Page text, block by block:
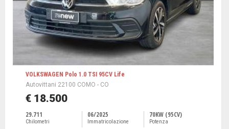
VOLKSWAGEN Polo 1.0 TSI 95CV Life
Autovittani 22100 COMO - CO
€ 18.500
29.711
Chilometri
06/2025
Immatricolazione
70KW (95CV)
Potenza